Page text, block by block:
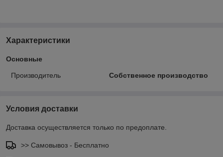
Характеристики
Основные
Производитель Собственное производство
Условия доставки
Доставка осуществляется только по предоплате.
>> Самовывоз - Бесплатно